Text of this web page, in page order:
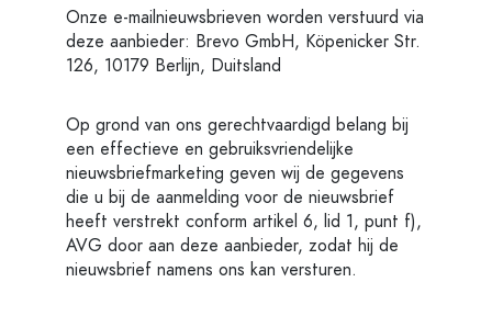
Onze e-mailnieuwsbrieven worden verstuurd via
deze aanbieder: Brevo GmbH, Köpenicker Str.
126, 10179 Berlijn, Duitsland
Op grond van ons gerechtvaardigd belang bij
een effectieve en gebruiksvriendelijke
nieuwsbriefmarketing geven wij de gegevens
die u bij de aanmelding voor de nieuwsbrief
heeft verstrekt conform artikel 6, lid 1, punt f),
AVG door aan deze aanbieder, zodat hij de
nieuwsbrief namens ons kan versturen.